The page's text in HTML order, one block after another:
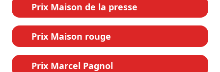
Prix Maison de la presse
Prix Maison rouge
Prix Marcel Pagnol